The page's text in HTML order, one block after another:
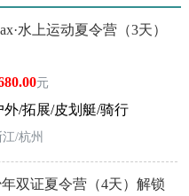
水上运动夏令营（3天）
元
外/拓展/皮划艇/骑行
/杭州
双证夏令营（4天）解锁